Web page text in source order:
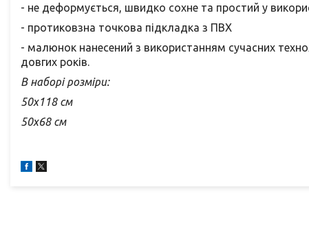
- не деформується, швидко сохне та простий у
- протиковзна точкова підкладка з ПВХ
- малюнок нанесений з використанням сучасних
довгих років.
В наборі розміри:
50х118 см
50х68 см